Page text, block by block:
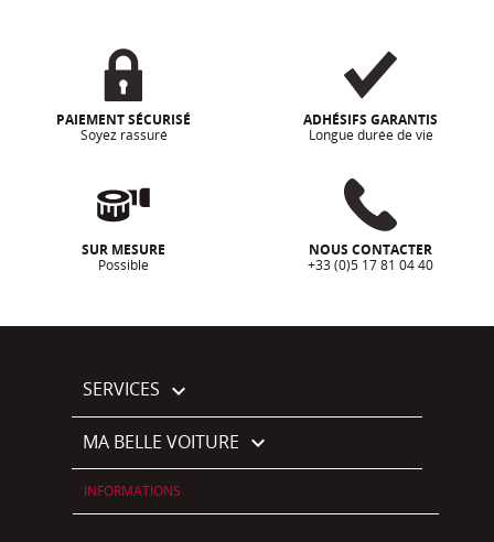
PAIEMENT SÉCURISÉ
Soyez rassuré
ADHÉSIFS GARANTIS
Longue durée de vie
SUR MESURE
Possible
NOUS CONTACTER
+33 (0)5 17 81 04 40
SERVICES 
MA BELLE VOITURE 
INFORMATIONS